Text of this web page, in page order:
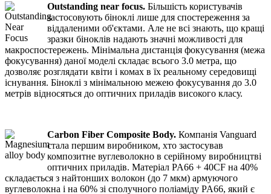
Outstanding near focus. Більшість користувачів
застосовують біноклі лише для спостереження за
віддаленими об'єктами. Але не всі знають, що кращі
зразки біноклів надають значні можливості для
макроспостережень. Мінімальна дистанція фокусування (межа
фокусування) даної моделі складає всього 3.0 метра, що
дозволяє розглядати квіти і комах в їх реальному середовищі
існування. Біноклі з мінімальною межею фокусування до 3.0
метрів відносяться до оптичних приладів високого класу.
Carbon Fiber Composite Body. Компанія Vanguard
стала першим виробником, хто застосував
композитне вуглеволокно в серійному виробництві
оптичних приладів. Матеріал PA66 + 40CF на 40%
складається з найтонших волокон (до 7 мкм) армуючого
вуглеволокна і на 60% зі сполучного поліаміду PA66, який є